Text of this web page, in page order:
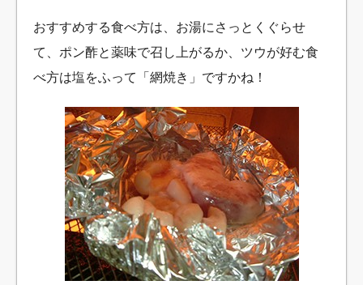
おすすめする食べ方は、お湯にさっとくぐらせ
て、ポン酢と薬味で召し上がるか、ツウが好む食
べ方は塩をふって「網焼き」ですかね！